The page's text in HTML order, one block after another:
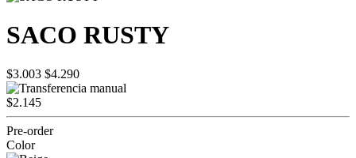
SACO RUSTY
$3.003 $4.290
$2.145
Pre-order
Color